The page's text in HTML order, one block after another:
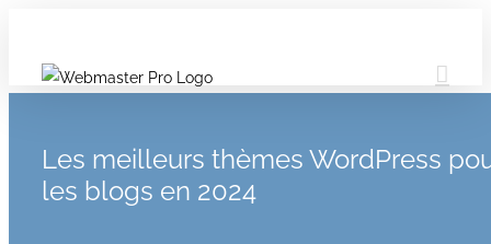
Les meilleurs thèmes WordPress
les blogs en 2024